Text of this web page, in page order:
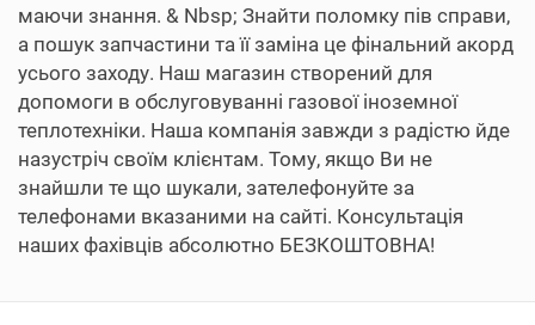
маючи знання. & Nbsp; Знайти поломку пів справи,
а пошук запчастини та її заміна це фінальний акорд
усього заходу. Наш магазин створений для
допомоги в обслуговуванні газової іноземної
теплотехніки. Наша компанія завжди з радістю йде
назустріч своїм клієнтам. Тому, якщо Ви не
знайшли те що шукали, зателефонуйте за
телефонами вказаними на сайті. Консультація
наших фахівців абсолютно БЕЗКОШТОВНА!